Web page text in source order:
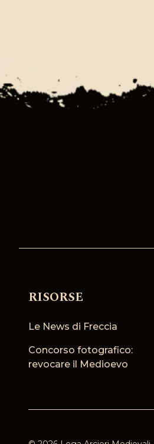
RISORSE
Le News di Freccia
Concorso fotografico:
revocare il Medioevo